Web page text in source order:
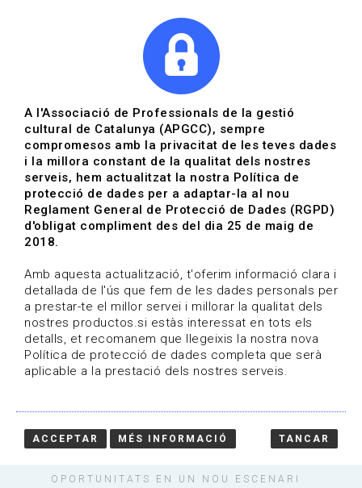
Jornada Cultura digital.
Oportunitats en un nou
escenari
Presencial. Dimarts 13 de
desembre, de 10 a 14 h al CERC
(Barcelona)
DETALL JORNADES CULTURALS
Data d'inici 13/12/2022 | Inscripció Tancada | Sense
places disponibles
HOME CURSOS
/
OPORTUNITATS EN UN NOU ESCENARI
A l'Associació de Professionals de la gestió
cultural de Catalunya (APGCC), sempre
compromesos amb la privacitat de les teves dades
i la millora constant de la qualitat dels nostres
serveis, hem actualitzat la nostra Política de
protecció de dades per a adaptar-la al nou
Reglament General de Protecció de Dades (RGPD)
d'obligat compliment des del dia 25 de maig de
2018.
Amb aquesta actualització, t'oferim informació clara i
detallada de l'ús que fem de les dades personals per
a prestar-te el millor servei i millorar la qualitat dels
nostres productos.si estàs interessat en tots els
detalls, et recomanem que llegeixis la nostra nova
Política de protecció de dades completa que serà
aplicable a la prestació dels nostres serveis.
ACCEPTAR MÉS INFORMACIÓ TANCAR